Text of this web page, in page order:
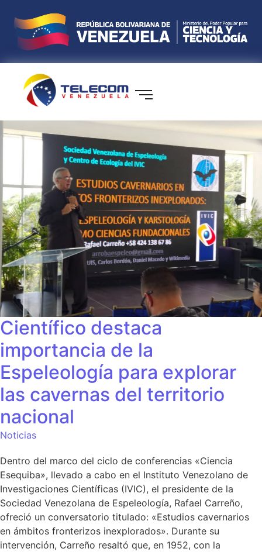
Científico destaca
importancia de la
Espeleología para explorar
las cavernas del territorio
nacional
Noticias
Dentro del marco del ciclo de conferencias «Ciencia
Esequiba», llevado a cabo en el Instituto Venezolano de
Investigaciones Científicas (IVIC), el presidente de la
Sociedad Venezolana de Espeleología, Rafael Carreño,
ofreció un conversatorio titulado: «Estudios cavernarios
en ámbitos fronterizos inexplorados». Durante su
intervención, Carreño resaltó que, en 1952, con la